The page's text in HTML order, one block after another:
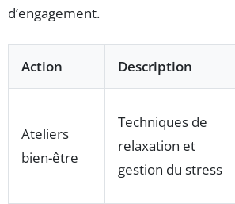
d’engagement.
Action Description
Ateliers
bien-être
Techniques de
relaxation et
gestion du stress